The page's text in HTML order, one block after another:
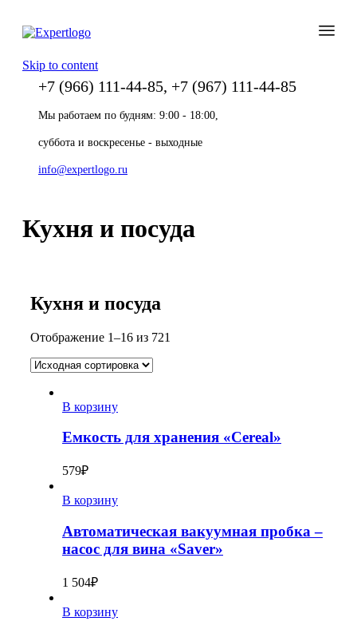
Skip to content
+7 (966) 111-44-85, +7 (967) 111-44-85
Мы работаем по будням: 9:00 - 18:00,
суббота и воскресенье - выходные
info@expertlogo.ru
Кухня и посуда
Кухня и посуда
Отображение 1–16 из 721
В корзину
Eмкость для хранения «Cereal»
579₽
В корзину
Автоматическая вакуумная пробка –
насос для вина «Saver»
1 504₽
В корзину